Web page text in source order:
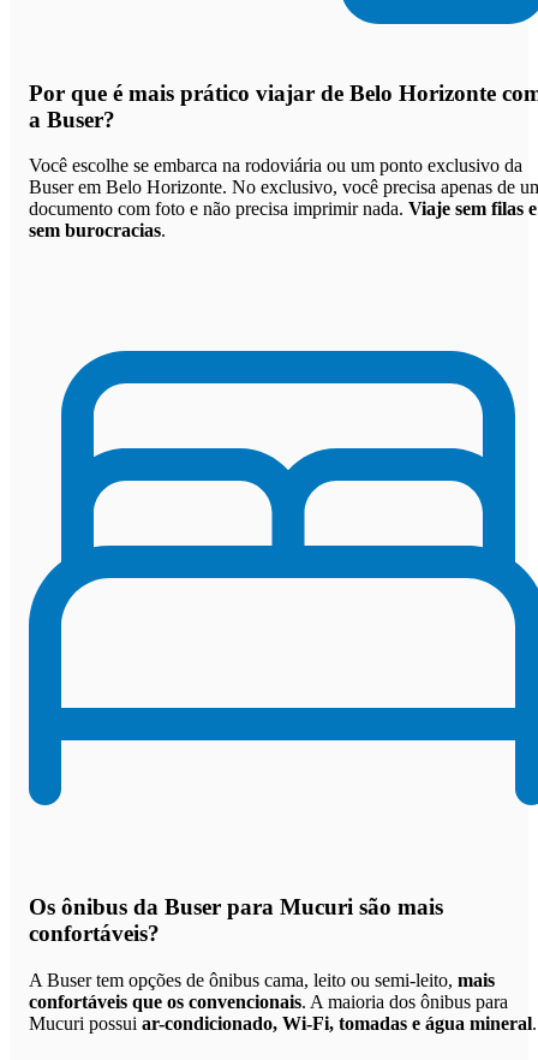
Por que é mais prático viajar de Belo Horizonte
a Buser?
Você escolhe se embarca na rodoviária ou um ponto exclusivo da
Buser em Belo Horizonte. No exclusivo, você precisa apenas de
documento com foto e não precisa imprimir nada. Viaje sem filas e
sem burocracias.
Os ônibus da Buser para Mucuri são mais
confortáveis?
A Buser tem opções de ônibus cama, leito ou semi-leito, mais
confortáveis que os convencionais. A maioria dos ônibus para
Mucuri possui ar-condicionado, Wi-Fi, tomadas e água mineral.